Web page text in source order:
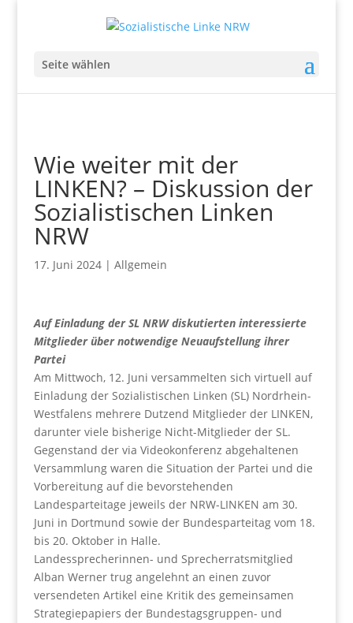
Seite wählen
Wie weiter mit der
LINKEN? – Diskussion der
Sozialistischen Linken
NRW
17. Juni 2024| Allgemein
Auf Einladung der SL NRW diskutierten interessierte
Mitglieder über notwendige Neuaufstellung ihrer
Partei
Am Mittwoch, 12. Juni versammelten sich virtuell auf
Einladung der Sozialistischen Linken (SL) Nordrhein-
Westfalens mehrere Dutzend Mitglieder der LINKEN,
darunter viele bisherige Nicht-Mitglieder der SL.
Gegenstand der via Videokonferenz abgehaltenen
Versammlung waren die Situation der Partei und die
Vorbereitung auf die bevorstehenden
Landesparteitage jeweils der NRW-LINKEN am 30.
Juni in Dortmund sowie der Bundesparteitag vom 18.
bis 20. Oktober in Halle.
Landessprecherinnen- und Sprecherratsmitglied
Alban Werner trug angelehnt an einen zuvor
versendeten Artikel eine Kritik des gemeinsamen
Strategiepapiers der Bundestagsgruppen- und